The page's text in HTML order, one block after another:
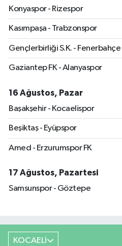
Konyaspor - Rizespor
Kasımpaşa - Trabzonspor
Gençlerbirliği S.K. - Fenerbahçe
Gaziantep FK - Alanyaspor
16 Ağustos, Pazar
Başakşehir - Kocaelispor
Beşiktaş - Eyüpspor
Amed - Erzurumspor FK
17 Ağustos, Pazartesi
Samsunspor - Göztepe
KOCAELİ